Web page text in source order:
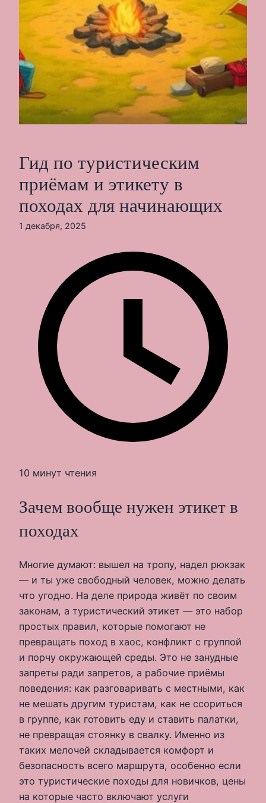
Гид по туристическим
приёмам и этикету в
походах для начинающих
1 декабря, 2025
10 минут чтения
Зачем вообще нужен этикет в
походах
Многие думают: вышел на тропу, надел рюкзак
— и ты уже свободный человек, можно делать
что угодно. На деле природа живёт по своим
законам, а туристический этикет — это набор
простых правил, которые помогают не
превращать поход в хаос, конфликт с группой
и порчу окружающей среды. Это не занудные
запреты ради запретов, а рабочие приёмы
поведения: как разговаривать с местными, как
не мешать другим туристам, как не ссориться
в группе, как готовить еду и ставить палатки,
не превращая стоянку в свалку. Именно из
таких мелочей складывается комфорт и
безопасность всего маршрута, особенно если
это туристические походы для новичков, цены
на которые часто включают услуги